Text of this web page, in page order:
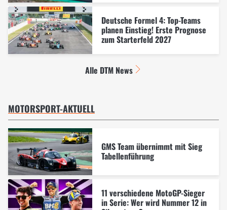
Deutsche Formel 4: Top-Teams
planen Einstieg! Erste Prognose
zum Starterfeld 2027
Alle DTM News
MOTORSPORT-AKTUELL
GMS Team übernimmt mit Sieg
Tabellenführung
11 verschiedene MotoGP-Sieger
in Serie: Wer wird Nummer 12 in